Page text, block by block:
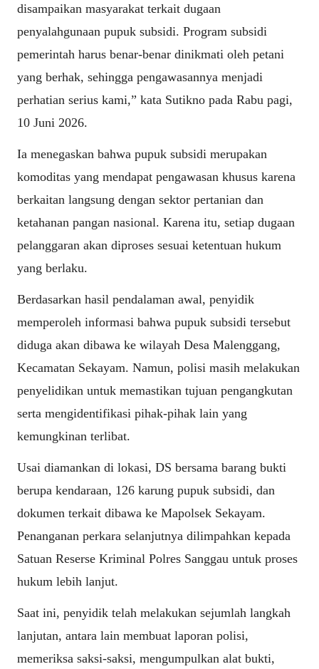
disampaikan masyarakat terkait dugaan
penyalahgunaan pupuk subsidi. Program subsidi
pemerintah harus benar-benar dinikmati oleh petani
yang berhak, sehingga pengawasannya menjadi
perhatian serius kami,” kata Sutikno pada Rabu pagi,
10 Juni 2026.
Ia menegaskan bahwa pupuk subsidi merupakan
komoditas yang mendapat pengawasan khusus karena
berkaitan langsung dengan sektor pertanian dan
ketahanan pangan nasional. Karena itu, setiap dugaan
pelanggaran akan diproses sesuai ketentuan hukum
yang berlaku.
Berdasarkan hasil pendalaman awal, penyidik
memperoleh informasi bahwa pupuk subsidi tersebut
diduga akan dibawa ke wilayah Desa Malenggang,
Kecamatan Sekayam. Namun, polisi masih melakukan
penyelidikan untuk memastikan tujuan pengangkutan
serta mengidentifikasi pihak-pihak lain yang
kemungkinan terlibat.
Usai diamankan di lokasi, DS bersama barang bukti
berupa kendaraan, 126 karung pupuk subsidi, dan
dokumen terkait dibawa ke Mapolsek Sekayam.
Penanganan perkara selanjutnya dilimpahkan kepada
Satuan Reserse Kriminal Polres Sanggau untuk proses
hukum lebih lanjut.
Saat ini, penyidik telah melakukan sejumlah langkah
lanjutan, antara lain membuat laporan polisi,
memeriksa saksi-saksi, mengumpulkan alat bukti,